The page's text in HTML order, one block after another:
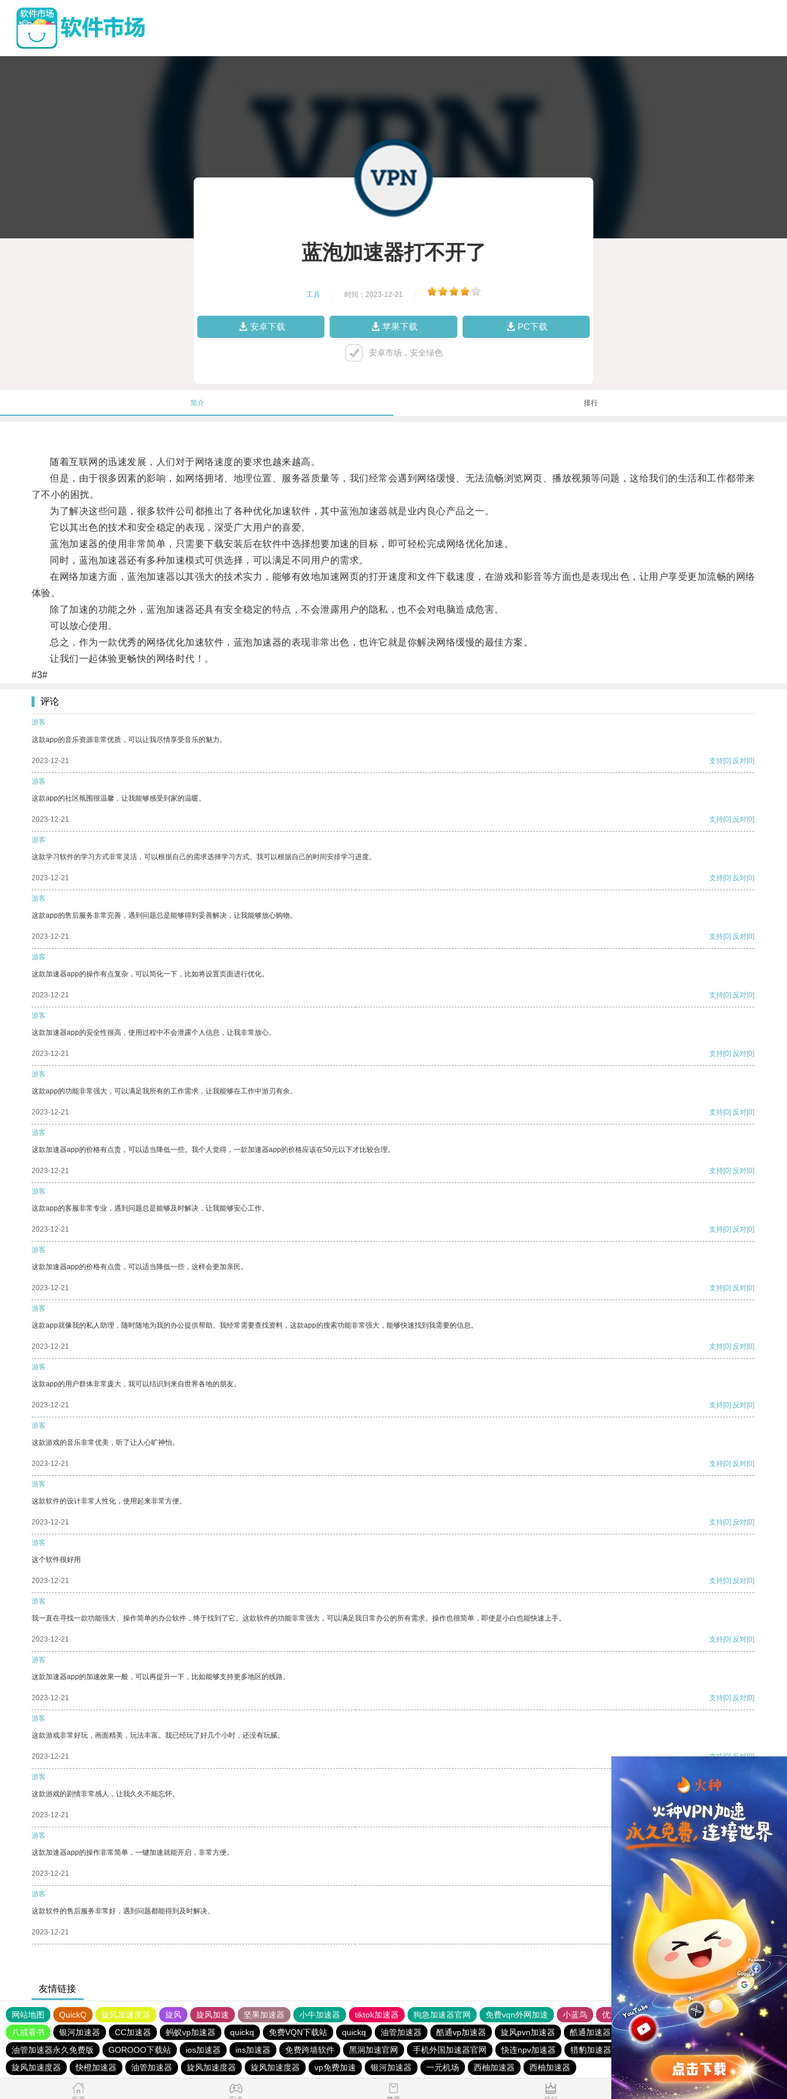
蓝泡加速器打不开了
工具 时间：2023-12-21
安卓下载 苹果下载 PC下载
安卓市场，安全绿色
简介 排行
随着互联网的迅速发展，人们对于网络速度的要求也越来越高。
但是，由于很多因素的影响，如网络拥堵、地理位置、服务器质量等，我们经常会遇到网络缓慢、无法流畅浏览网页、播放视频等问题，这给我们的生活和工作都带来
了不小的困扰。
为了解决这些问题，很多软件公司都推出了各种优化加速软件，其中蓝泡加速器就是业内良心产品之一。
它以其出色的技术和安全稳定的表现，深受广大用户的喜爱。
蓝泡加速器的使用非常简单，只需要下载安装后在软件中选择想要加速的目标，即可轻松完成网络优化加速。
同时，蓝泡加速器还有多种加速模式可供选择，可以满足不同用户的需求。
在网络加速方面，蓝泡加速器以其强大的技术实力，能够有效地加速网页的打开速度和文件下载速度，在游戏和影音等方面也是表现出色，让用户享受更加流畅的网络
体验。
除了加速的功能之外，蓝泡加速器还具有安全稳定的特点，不会泄露用户的隐私，也不会对电脑造成危害。
可以放心使用。
总之，作为一款优秀的网络优化加速软件，蓝泡加速器的表现非常出色，也许它就是你解决网络缓慢的最佳方案。
让我们一起体验更畅快的网络时代！。
#3#
评论
游客
这款app的音乐资源非常优质，可以让我尽情享受音乐的魅力。
2023-12-21 支持[0] 反对[0]
游客
这款app的社区氛围很温馨，让我能够感受到家的温暖。
2023-12-21 支持[0] 反对[0]
游客
这款学习软件的学习方式非常灵活，可以根据自己的需求选择学习方式。我可以根据自己的时间安排学习进度。
2023-12-21 支持[0] 反对[0]
游客
这款app的售后服务非常完善，遇到问题总是能够得到妥善解决，让我能够放心购物。
2023-12-21 支持[0] 反对[0]
游客
这款加速器app的操作有点复杂，可以简化一下，比如将设置页面进行优化。
2023-12-21 支持[0] 反对[0]
游客
这款加速器app的安全性很高，使用过程中不会泄露个人信息，让我非常放心。
2023-12-21 支持[0] 反对[0]
游客
这款app的功能非常强大，可以满足我所有的工作需求，让我能够在工作中游刃有余。
2023-12-21 支持[0] 反对[0]
游客
这款加速器app的价格有点贵，可以适当降低一些。我个人觉得，一款加速器app的价格应该在50元以下才比较合理。
2023-12-21 支持[0] 反对[0]
游客
这款app的客服非常专业，遇到问题总是能够及时解决，让我能够安心工作。
2023-12-21 支持[0] 反对[0]
游客
这款加速器app的价格有点贵，可以适当降低一些，这样会更加亲民。
2023-12-21 支持[0] 反对[0]
游客
这款app就像我的私人助理，随时随地为我的办公提供帮助。我经常需要查找资料，这款app的搜索功能非常强大，能够快速找到我需要的信息。
2023-12-21 支持[0] 反对[0]
游客
这款app的用户群体非常庞大，我可以结识到来自世界各地的朋友。
2023-12-21 支持[0] 反对[0]
游客
这款游戏的音乐非常优美，听了让人心旷神怡。
2023-12-21 支持[0] 反对[0]
游客
这款软件的设计非常人性化，使用起来非常方便。
2023-12-21 支持[0] 反对[0]
游客
这个软件很好用
2023-12-21 支持[0] 反对[0]
游客
我一直在寻找一款功能强大、操作简单的办公软件，终于找到了它。这款软件的功能非常强大，可以满足我日常办公的所有需求。操作也很简单，即使是小白也能快速上手。
2023-12-21 支持[0] 反对[0]
游客
这款加速器app的加速效果一般，可以再提升一下，比如能够支持更多地区的线路。
2023-12-21 支持[0] 反对[0]
游客
这款游戏非常好玩，画面精美，玩法丰富。我已经玩了好几个小时，还没有玩腻。
2023-12-21 支持[0] 反对[0]
游客
这款游戏的剧情非常感人，让我久久不能忘怀。
2023-12-21 支持[0] 反对
游客
这款加速器app的操作非常简单，一键加速就能开启，非常方便。
2023-12-21 支持
游客
这款软件的售后服务非常好，遇到问题都能得到及时解决。
2023-12-21 支持 反对 [0]
友情链接
网站地图 QuickQ 旋风加速度器 旋风 旋风加速 坚果加速器 小牛加速器 tiktok加速器 狗急加速器官网 免费vqn外网加速 小蓝鸟 优途加速器官网 风驰加速器
旋风加速器
八戒看书
银河加速器 CC加速器 蚂蚁vp加速器 quickq 免费VQN下载站 quickq 油管加速器 酷通vp加速器 旋风pvn加速器 酷通加速器 CC加速器
西柚加速器
油管加速器永久免费版
GOROOO下载站 ios加速器 ins加速器 免费跨墙软件 黑洞加速官网 手机外国加速器官网 快连npv加速器 猎豹加速器 酷通vp加速器 芒果下载站
quickq
旋风加速度器
快橙加速器 油管加速器 旋风加速度器 旋风加速度器 vp免费加速 银河加速器 一元机场 西柚加速器 西柚加速器